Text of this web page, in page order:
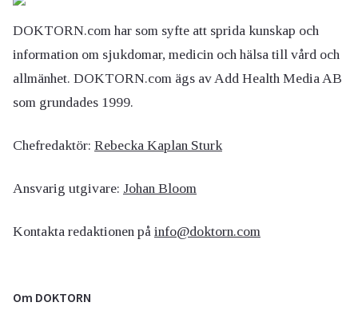
DOKTORN.com har som syfte att sprida kunskap och
information om sjukdomar, medicin och hälsa till vård och
allmänhet. DOKTORN.com ägs av Add Health Media AB
som grundades 1999.
Chefredaktör: Rebecka Kaplan Sturk
Ansvarig utgivare: Johan Bloom
Kontakta redaktionen på info@doktorn.com
Om DOKTORN